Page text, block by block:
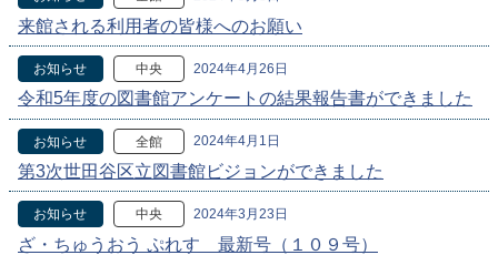
来館される利用者の皆様へのお願い
お知らせ 中央 2024年4月26日
令和5年度の図書館アンケートの結果報告書ができました
お知らせ 全館 2024年4月1日
第3次世田谷区立図書館ビジョンができました
お知らせ 中央 2024年3月23日
ざ・ちゅうおう ぷれす 最新号（１０９号）